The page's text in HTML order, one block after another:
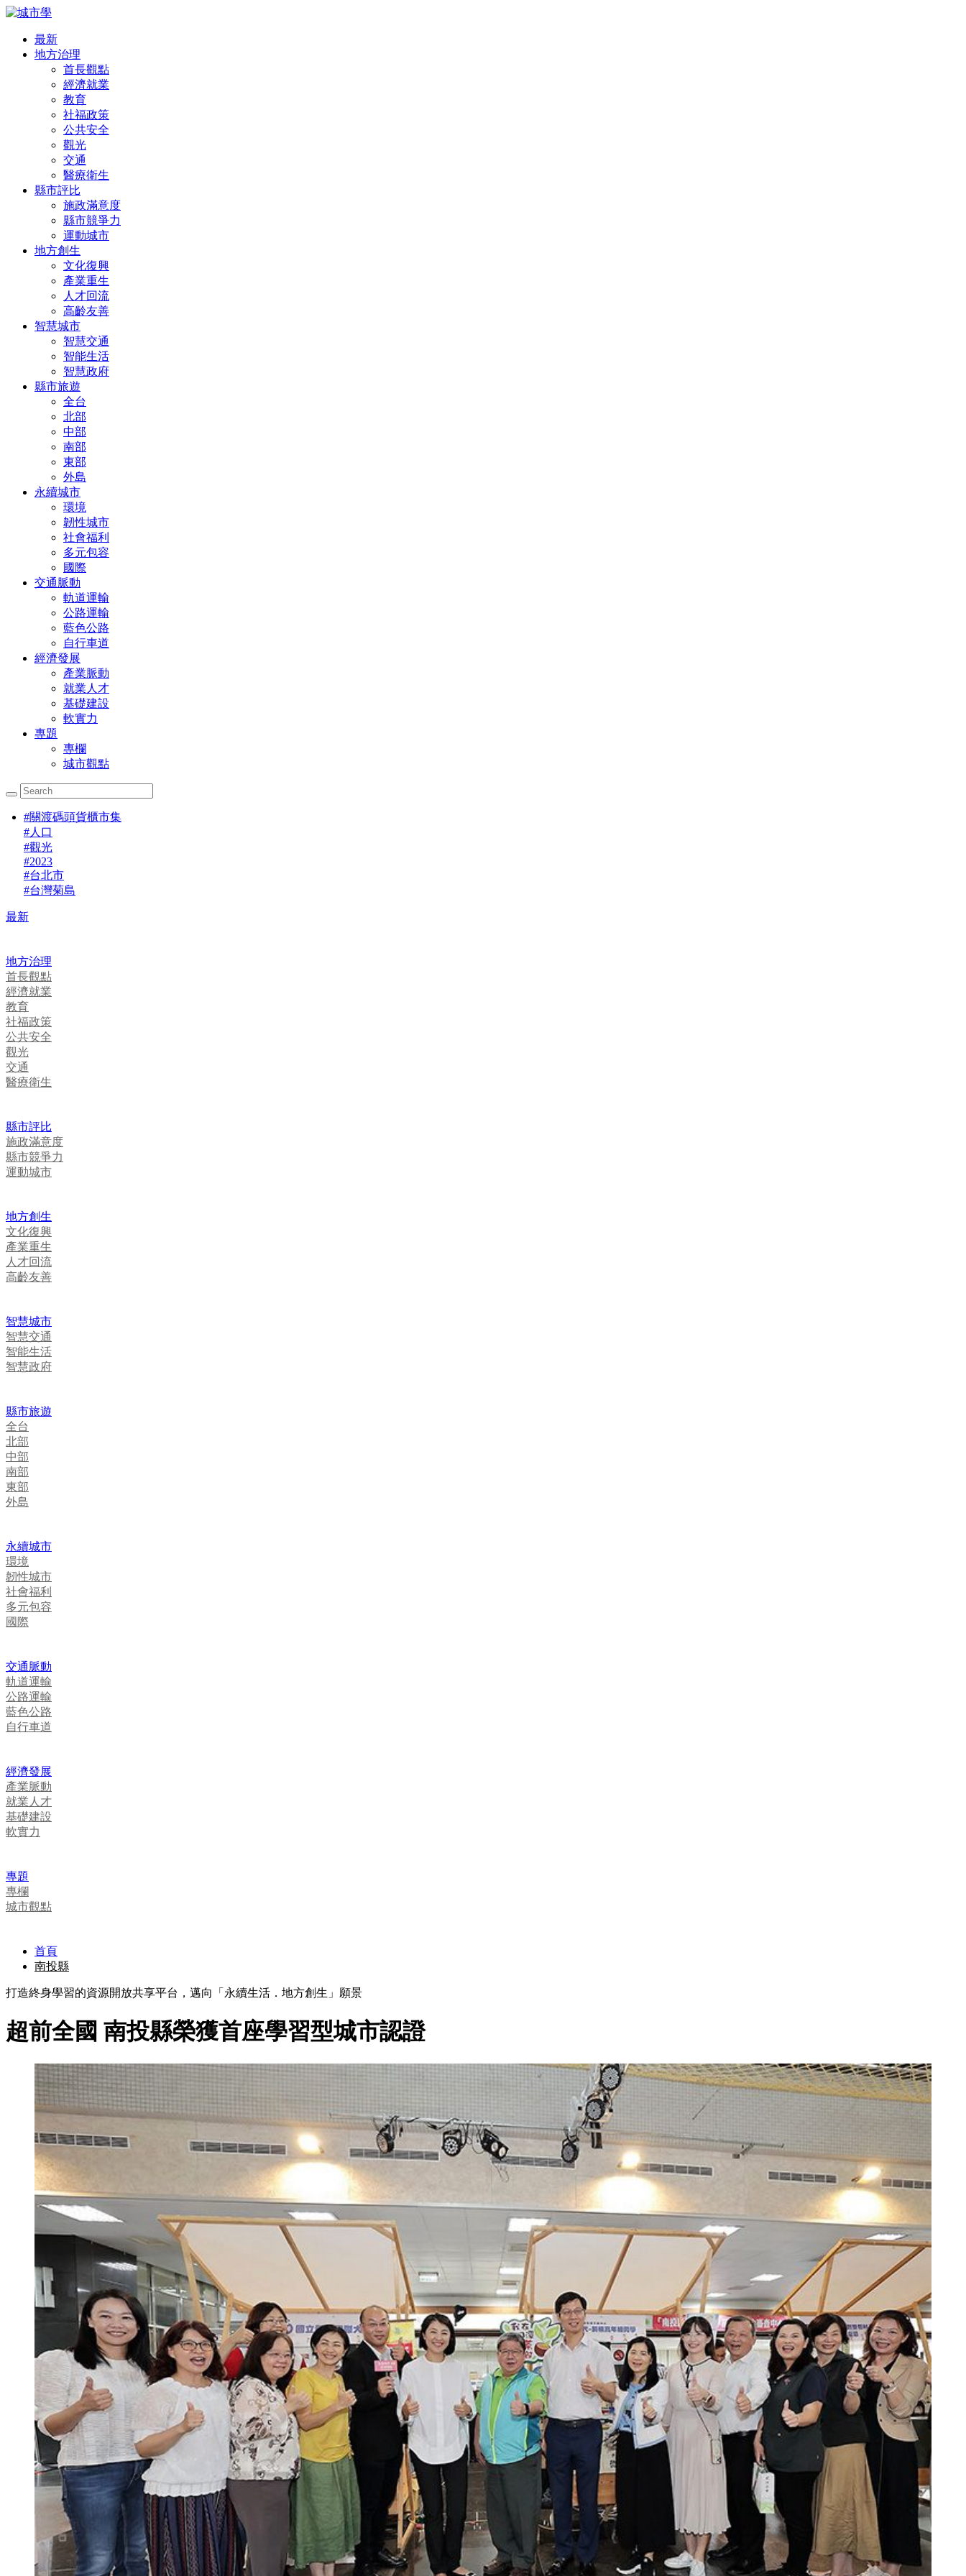
最新
地方治理
首長觀點
經濟就業
教育
社福政策
公共安全
觀光
交通
醫療衛生
縣市評比
施政滿意度
縣市競爭力
運動城市
地方創生
文化復興
產業重生
人才回流
高齡友善
智慧城市
智慧交通
智能生活
智慧政府
縣市旅遊
全台
北部
中部
南部
東部
外島
永續城市
環境
韌性城市
社會福利
多元包容
國際
交通脈動
軌道運輸
公路運輸
藍色公路
自行車道
經濟發展
產業脈動
就業人才
基礎建設
軟實力
專題
專欄
城市觀點
#關渡碼頭貨櫃市集
#人口
#觀光
#2023
#台北市
#台灣菊島
最新
地方治理
首長觀點
經濟就業
教育
社福政策
公共安全
觀光
交通
醫療衛生
縣市評比
施政滿意度
縣市競爭力
運動城市
地方創生
文化復興
產業重生
人才回流
高齡友善
智慧城市
智慧交通
智能生活
智慧政府
縣市旅遊
全台
北部
中部
南部
東部
外島
永續城市
環境
韌性城市
社會福利
多元包容
國際
交通脈動
軌道運輸
公路運輸
藍色公路
自行車道
經濟發展
產業脈動
就業人才
基礎建設
軟實力
專題
專欄
城市觀點
首頁
南投縣
打造終身學習的資源開放共享平台，邁向「永續生活．地方創生」願景
超前全國 南投縣榮獲首座學習型城市認證